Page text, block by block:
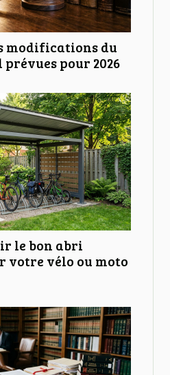
modifications du
pour 2026
le bon abri
votre vélo ou moto